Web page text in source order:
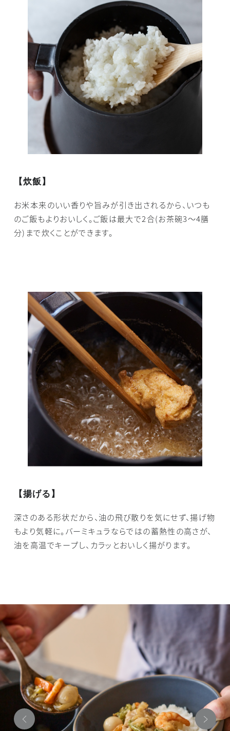
【炊飯】
お米本来のいい香りや旨みが引き出されるから、いつも
のご飯もよりおいしく。ご飯は最大で2合(お茶碗3～4膳
分)まで炊くことができます。
【揚げる】
深さのある形状だから、油の飛び散りを気にせず、揚げ物
もより気軽に。バーミキュラならではの蓄熱性の高さが、
油を高温でキープし、カラッとおいしく揚がります。